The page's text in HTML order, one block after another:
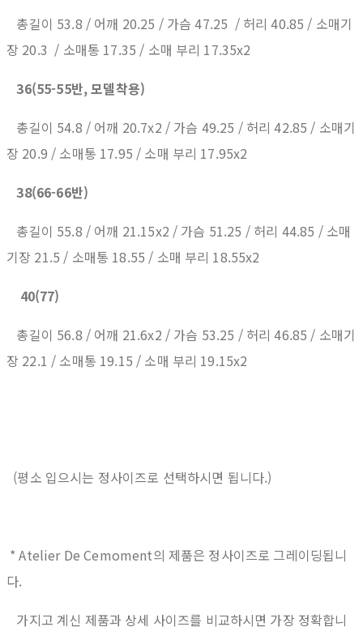
총길이 53.8 / 어깨 20.25 / 가슴 47.25 / 허리 40.85 / 소매기
장 20.3 / 소매통 17.35 / 소매 부리 17.35x2
36(55-55반, 모델착용)
총길이 54.8 / 어깨 20.7x2 / 가슴 49.25 / 허리 42.85 / 소매기
장 20.9 / 소매통 17.95 / 소매 부리 17.95x2
38(66-66반)
총길이 55.8 / 어깨 21.15x2 / 가슴 51.25 / 허리 44.85 / 소매
기장 21.5 / 소매통 18.55 / 소매 부리 18.55x2
40(77)
총길이 56.8 / 어깨 21.6x2 / 가슴 53.25 / 허리 46.85 / 소매기
장 22.1 / 소매통 19.15 / 소매 부리 19.15x2
(평소 입으시는 정사이즈로 선택하시면 됩니다.)
* Atelier De Cemoment의 제품은 정사이즈로 그레이딩됩니
다.
가지고 계신 제품과 상세 사이즈를 비교하시면 가장 정확합니